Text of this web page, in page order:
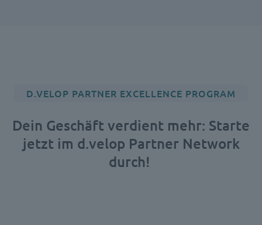
D.VELOP PARTNER EXCELLENCE PROGRAM
Dein Geschäft verdient mehr: Starte
jetzt im d.velop Partner Network
durch!